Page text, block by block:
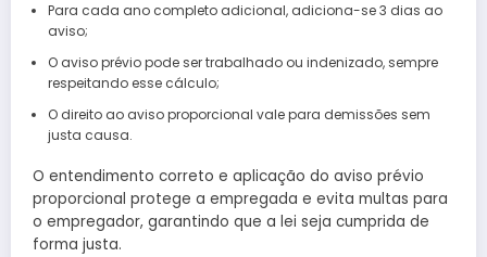
Para cada ano completo adicional, adiciona-se 3 dias ao
aviso;
O aviso prévio pode ser trabalhado ou indenizado, sempre
respeitando esse cálculo;
O direito ao aviso proporcional vale para demissões sem
justa causa.
O entendimento correto e aplicação do aviso prévio
proporcional protege a empregada e evita multas para
o empregador, garantindo que a lei seja cumprida de
forma justa.